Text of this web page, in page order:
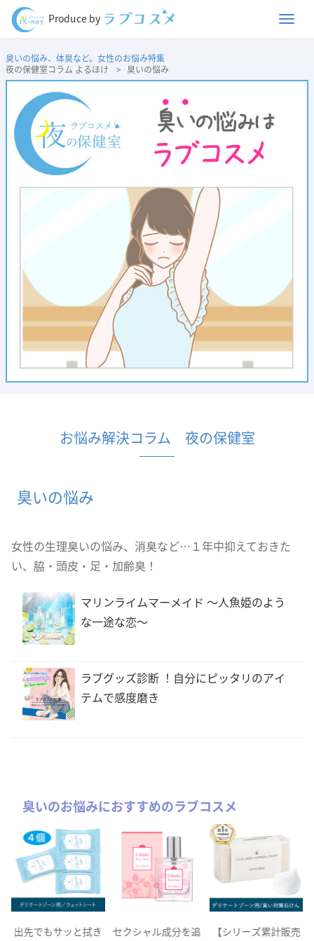
Produce by
臭いの悩み、体臭など。女性のお悩み特集
夜の保健室コラム よるほけ
臭いの悩み
お悩み解決コラム 夜の保健室
臭いの悩み
女性の生理臭いの悩み、消臭など…１年中抑えておきた
い、脇・頭皮・足・加齢臭！
マリンライムマーメイド 〜人魚姫のよう
な一途な恋〜
ラブグッズ診断 ！自分にピッタリのアイ
テムで感度磨き
臭いのお悩みにおすすめのラブコスメ
出先でもサッと拭き
セクシャル成分を追
【シリーズ累計販売